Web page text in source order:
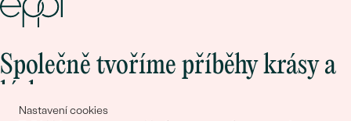
Nastavení cookies
Společně tvoříme příběhy krásy a